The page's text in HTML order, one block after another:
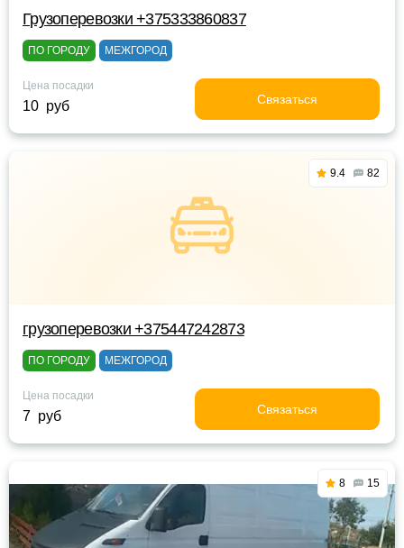
Грузоперевозки +375333860837
ПО ГОРОДУ МЕЖГОРОД
Цена посадки
10 руб Связаться
9.4 82
грузоперевозки +375447242873
ПО ГОРОДУ МЕЖГОРОД
Цена посадки
7 руб Связаться
8 15